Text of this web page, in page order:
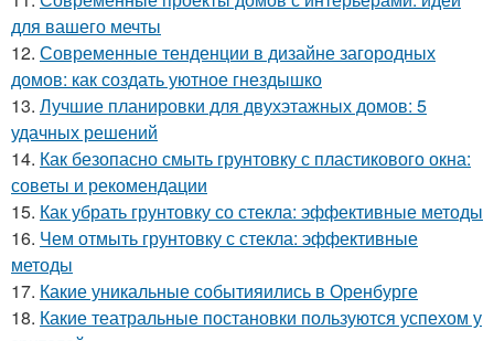
для вашего мечты
12. Современные тенденции в дизайне загородных
домов: как создать уютное гнездышко
13. Лучшие планировки для двухэтажных домов: 5
удачных решений
14. Как безопасно смыть грунтовку с пластикового окна:
советы и рекомендации
15. Как убрать грунтовку со стекла: эффективные методы
16. Чем отмыть грунтовку с стекла: эффективные
методы
17. Какие уникальные событияились в Оренбурге
18. Какие театральные постановки пользуются успехом у